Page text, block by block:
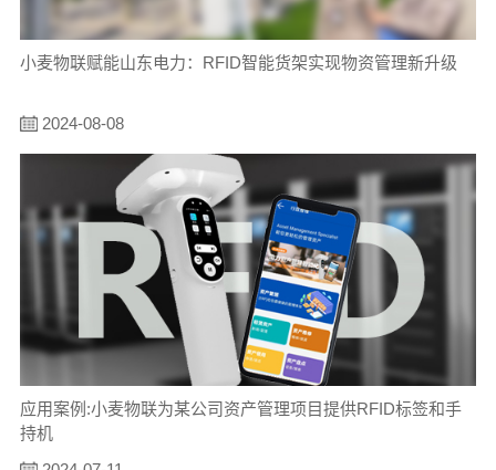
小麦物联赋能山东电力：RFID智能货架实现物资管理新升级
2024-08-08
应用案例:小麦物联为某公司资产管理项目提供RFID标签和手
持机